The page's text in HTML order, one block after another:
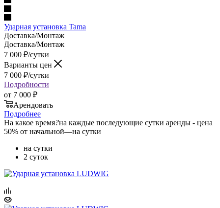
Ударная установка Tama
Доставка/Монтаж
Доставка/Монтаж
7 000 ₽/сутки
Варианты цен
7 000 ₽/сутки
Подробности
от 7 000 ₽
Арендовать
Подробнее
На какое время?на каждые последующие сутки аренды - цена
50% от начальной—на сутки
на сутки
2 суток